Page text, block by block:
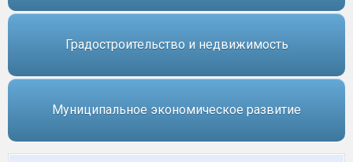
Градостроительство и недвижимость
Муниципальное экономическое развитие